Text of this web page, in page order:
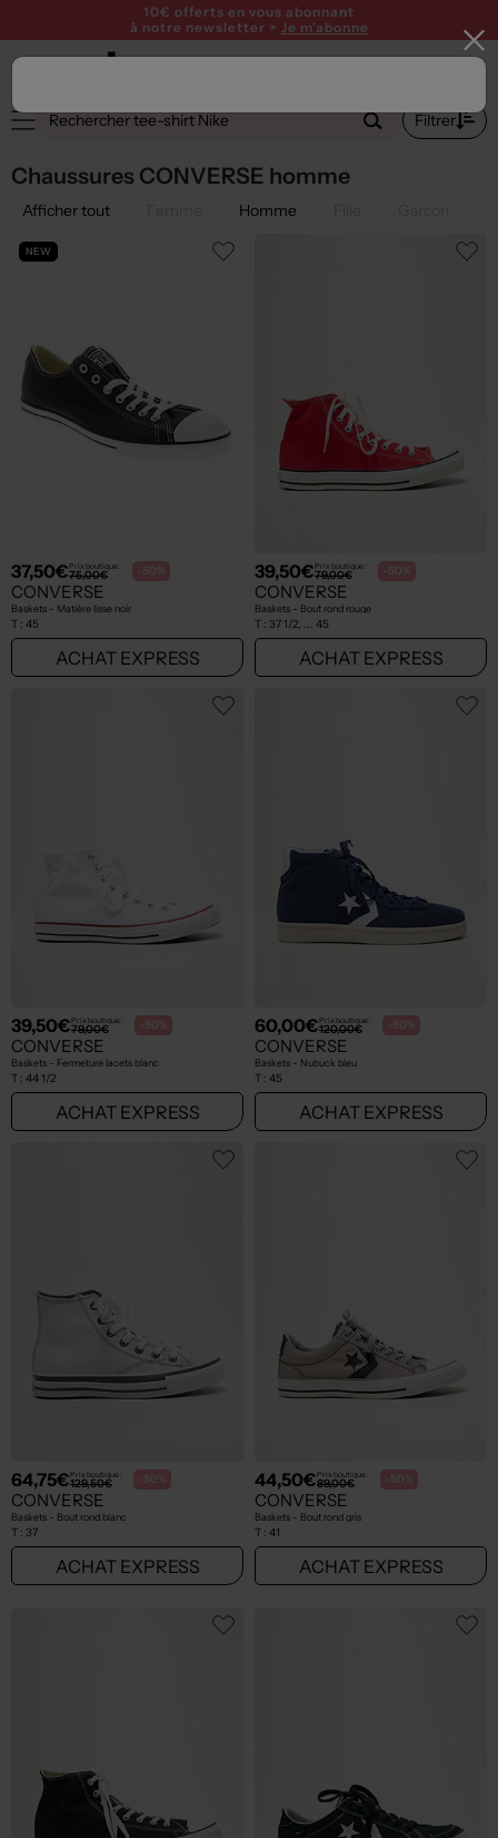
10€ offerts en vous abonnant
à notre newsletter > Je m'abonne
Filtrer
Chaussures CONVERSE homme
Afficher tout Homme
NEW
37,50€Prix boutique :
75,00€ -50%
CONVERSE
Baskets - Matière lisse noir
T : 45
ACHAT EXPRESS
39,50€Prix boutique :
79,00€ -50%
CONVERSE
Baskets - Bout rond rouge
T : 37 1/2, ... 45
ACHAT EXPRESS
39,50€Prix boutique :
79,00€ -50%
CONVERSE
Baskets - Fermeture lacets blanc
T : 44 1/2
ACHAT EXPRESS
60,00€Prix boutique :
120,00€ -50%
CONVERSE
Baskets - Nubuck bleu
T : 45
ACHAT EXPRESS
64,75€Prix boutique :
129,50€ -50%
CONVERSE
Baskets - Bout rond blanc
T : 37
ACHAT EXPRESS
44,50€Prix boutique :
89,00€ -50%
CONVERSE
Baskets - Bout rond gris
T : 41
ACHAT EXPRESS